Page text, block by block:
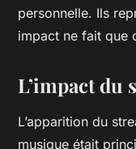
personnelle. Ils
impact ne fait que
L’impact du
L’apparition du
musique était